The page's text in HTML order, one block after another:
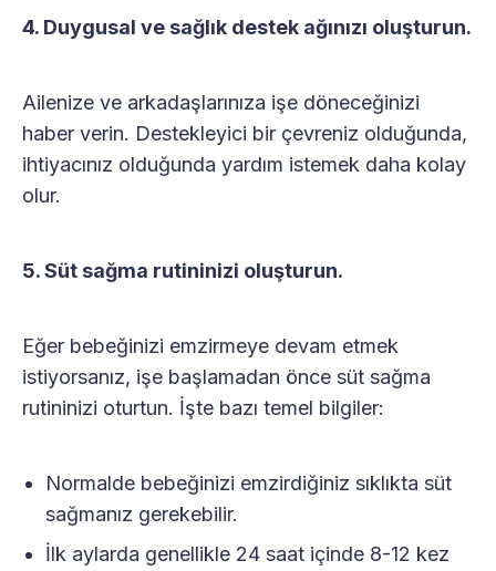
4. Duygusal ve sağlık destek ağınızı oluşturun.
Ailenize ve arkadaşlarınıza işe döneceğinizi
haber verin. Destekleyici bir çevreniz olduğunda,
ihtiyacınız olduğunda yardım istemek daha kolay
olur.
5. Süt sağma rutininizi oluşturun.
Eğer bebeğinizi emzirmeye devam etmek
istiyorsanız, işe başlamadan önce süt sağma
rutininizi oturtun. İşte bazı temel bilgiler:
Normalde bebeğinizi emzirdiğiniz sıklıkta süt
sağmanız gerekebilir.
İlk aylarda genellikle 24 saat içinde 8-12 kez